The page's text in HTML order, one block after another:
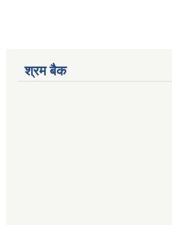
श्रम बैक